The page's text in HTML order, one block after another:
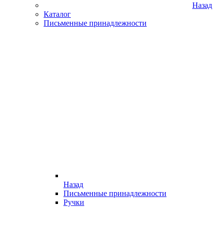
Назад
Каталог
Письменные принадлежности
Назад
Письменные принадлежности
Ручки